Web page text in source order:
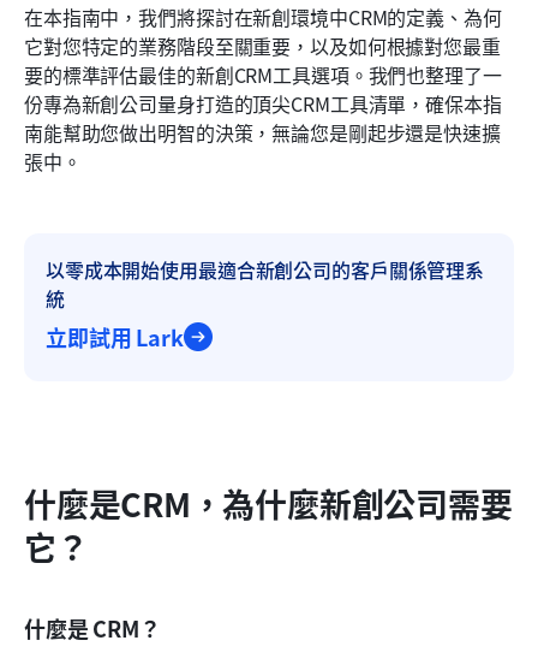
在本指南中，我們將探討在新創環境中CRM的定義、為何
它對您特定的業務階段至關重要，以及如何根據對您最重
要的標準評估最佳的新創CRM工具選項。我們也整理了一
份專為新創公司量身打造的頂尖CRM工具清單，確保本指
南能幫助您做出明智的決策，無論您是剛起步還是快速擴
張中。
以零成本開始使用最適合新創公司的客戶關係管理系
統
立即試用 Lark
什麼是CRM，為什麼新創公司需要
它？
什麼是 CRM？